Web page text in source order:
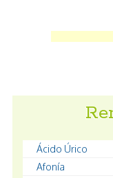
Ácido Úrico
Afonía